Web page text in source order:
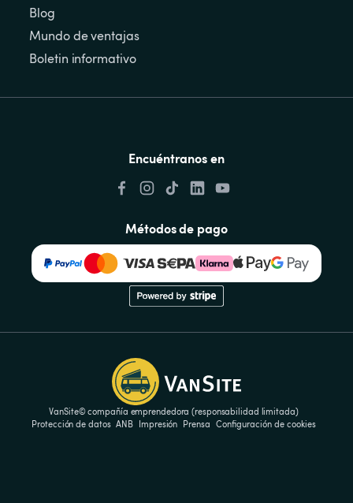
Blog
Mundo de ventajas
Boletin informativo
Encuéntranos en
Métodos de pago
VanSite© compañía emprendedora (responsabilidad limitada)
Protección de datos ANB Impresión Prensa Configuración de cookies